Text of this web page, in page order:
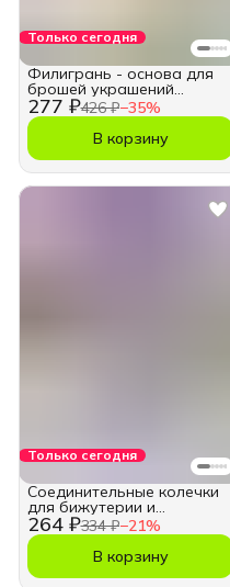
Только сегодня
277 ₽426 ₽−35%
Филигрань - основа для
брошей украшений
рукоделия
В корзину
Только сегодня
264 ₽334 ₽−21%
Соединительные колечки
для бижутерии и
рукоделия 12 мм
В корзину